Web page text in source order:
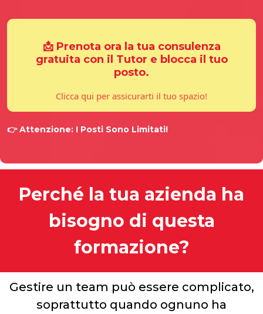
📩 Prenota ora la tua consulenza
gratuita con il Tutor e blocca il tuo
posto.
Clicca qui per assicurarti il tuo spazio!
👉 Attenzione: I Posti Sono Limitati!
Perché la tua azienda ha
bisogno di questa
formazione?
Gestire un team può essere complicato,
soprattutto quando ognuno ha